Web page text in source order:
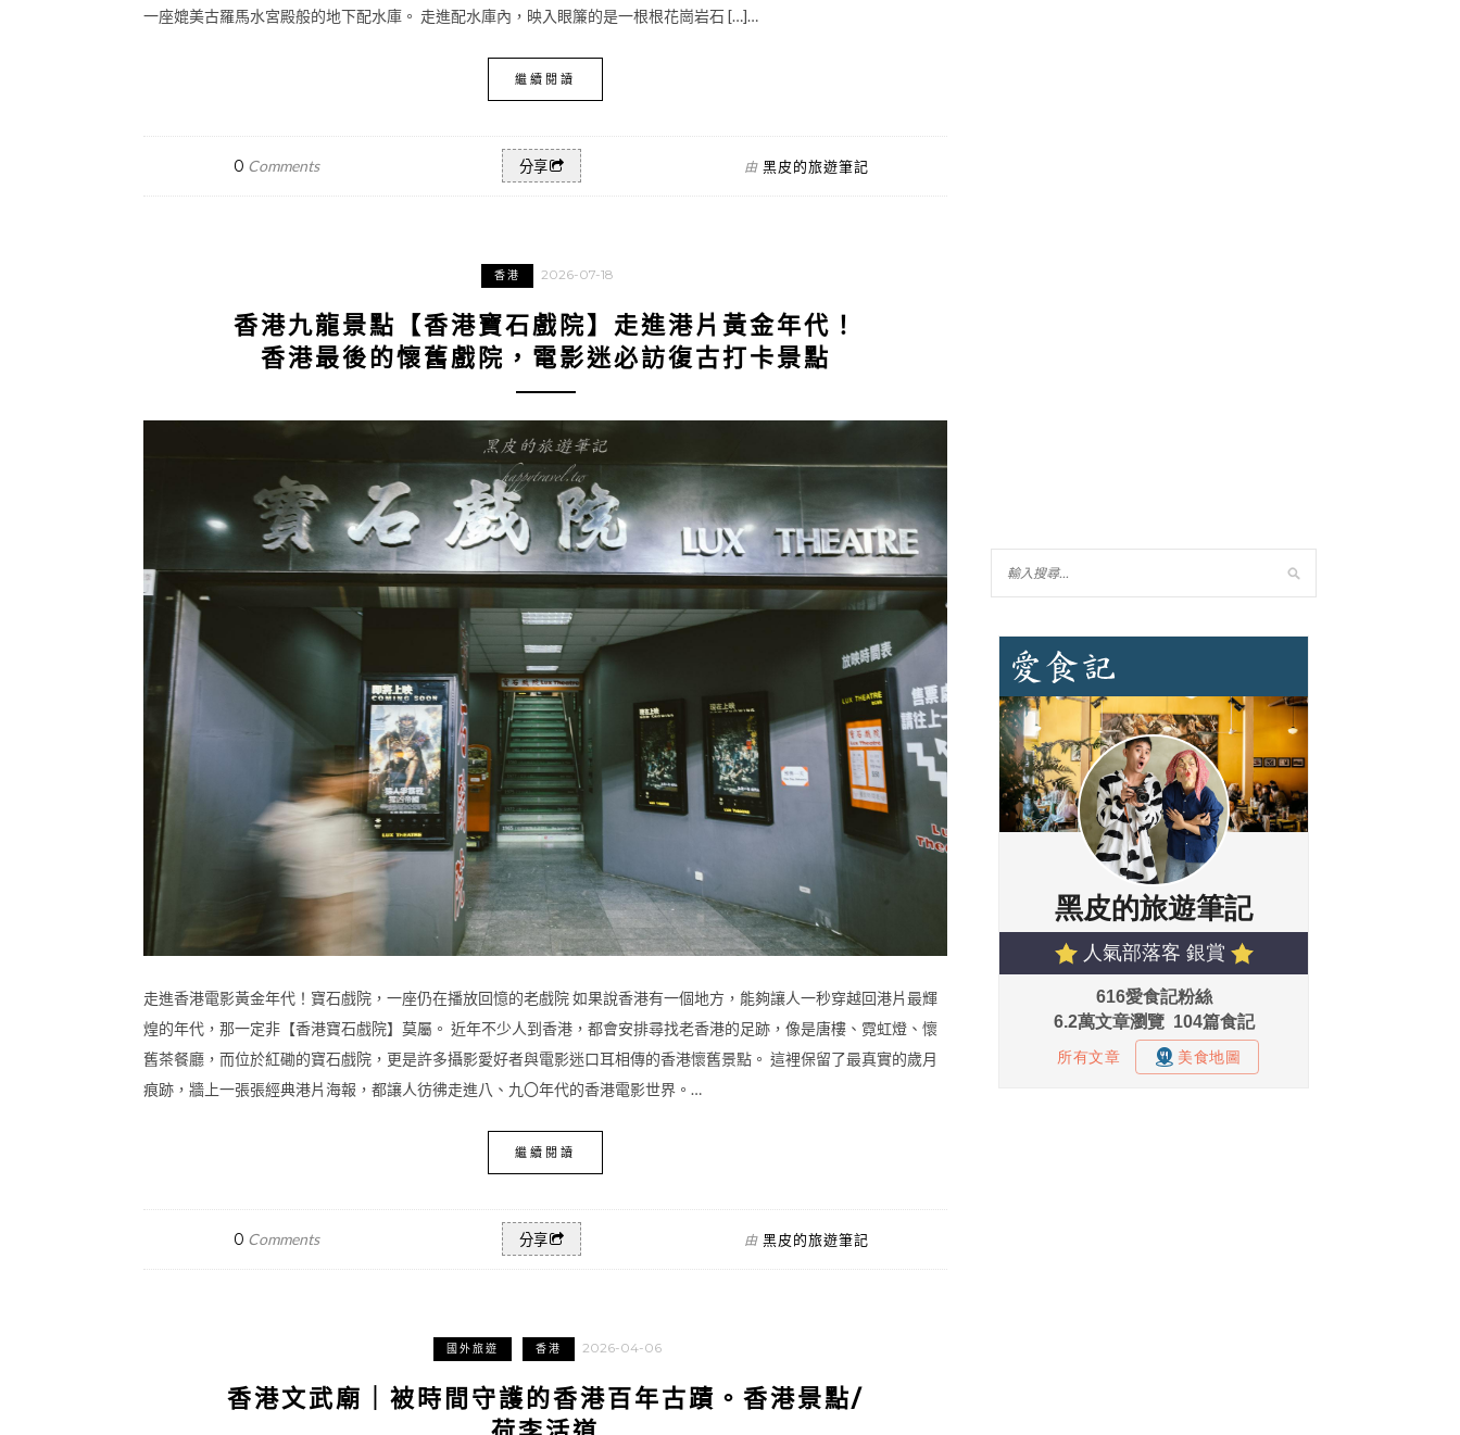
一座媲美古羅馬水宮殿般的地下配水庫。 走進配水庫內，映入眼簾的是一根根花崗岩石 […]…
繼續閱讀
0 Comments 分享 由 黑皮的旅遊筆記
香港 2026-07-18
香港九龍景點【香港寶石戲院】走進港片黃金年代！
香港最後的懷舊戲院，電影迷必訪復古打卡景點
走進香港電影黃金年代！寶石戲院，一座仍在播放回憶的老戲院 如果說香港有一個地方，能夠讓人一秒穿越回港片最輝
煌的年代，那一定非【香港寶石戲院】莫屬。 近年不少人到香港，都會安排尋找老香港的足跡，像是唐樓、霓虹燈、懷
舊茶餐廳，而位於紅磡的寶石戲院，更是許多攝影愛好者與電影迷口耳相傳的香港懷舊景點。 這裡保留了最真實的歲月
痕跡，牆上一張張經典港片海報，都讓人彷彿走進八、九〇年代的香港電影世界。…
繼續閱讀
0 Comments 分享 由 黑皮的旅遊筆記
國外旅遊 香港 2026-04-06
香港文武廟｜被時間守護的香港百年古蹟。香港景點/